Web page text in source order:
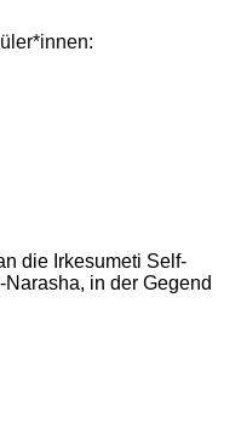
die Irkesumeti Self-
in der Gegend